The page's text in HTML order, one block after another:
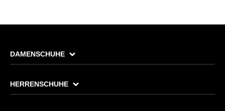
DAMENSCHUHE
HERRENSCHUHE